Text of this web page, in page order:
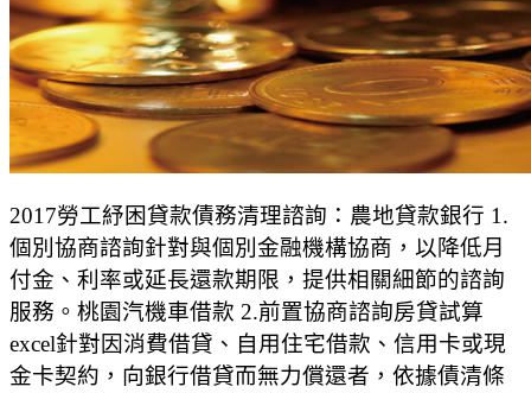
2017勞工紓困貸款債務清理諮詢：農地貸款銀行 1.
個別協商諮詢針對與個別金融機構協商，以降低月
付金、利率或延長還款期限，提供相關細節的諮詢
服務。桃園汽機車借款 2.前置協商諮詢房貸試算
excel針對因消費借貸、自用住宅借款、信用卡或現
金卡契約，向銀行借貸而無力償還者，依據債清條